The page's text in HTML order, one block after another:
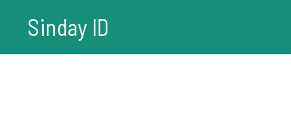
Sinday ID